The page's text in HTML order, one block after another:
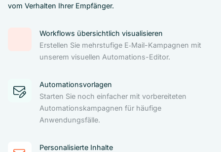
vom Verhalten Ihrer Empfänger.
Workflows übersichtlich visualisieren
Erstellen Sie mehrstufige E‑Mail-Kampagnen mit
unserem visuellen Automations-Editor.
Automationsvorlagen
Starten Sie noch einfacher mit vorbereiteten
Automationskampagnen für häufige
Anwendungsfälle.
Personalisierte Inhalte